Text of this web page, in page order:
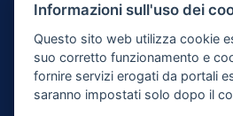
Legal Note
Privacy Policy
Responsible for the content publishing
Informazioni sull'uso dei
Questo sito web utilizza cookie
suo corretto funzionamento e
fornire servizi erogati da portali
saranno impostati solo dopo il